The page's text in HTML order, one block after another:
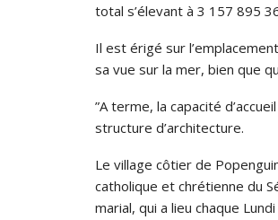
total s’élevant à 3 157 895
Il est érigé sur
sa vue sur la mer, bien que
”A terme, la capacité
structure d’architecture.
Le village côtier de
catholique et chrétienne du
marial, qui a lieu chaque